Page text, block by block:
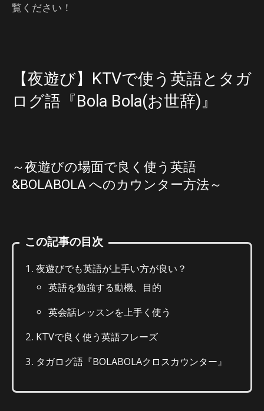
覧ください！
【夜遊び】KTVで使う英語とタガ
ログ語『Bola Bola(お世辞)』
～夜遊びの場面で良く使う英語
&BOLABOLA へのカウンター方法～
この記事の目次
夜遊びでも英語が上手い方が良い？
英語を勉強する動機、目的
英会話レッスンを上手く使う
KTVで良く使う英語フレーズ
タガログ語『BOLABOLAクロスカウンター』